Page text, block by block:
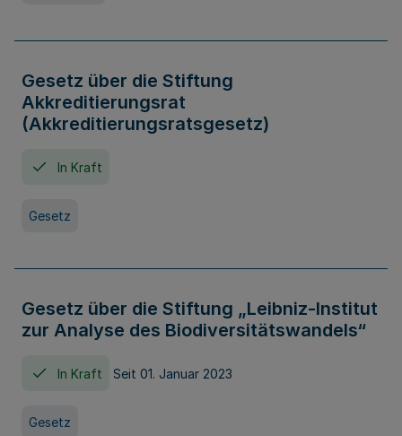
Gesetz über die Stiftung
Akkreditierungsrat
(Akkreditierungsratsgesetz)
In Kraft
Gesetz
Gesetz über die Stiftung „Leibniz-Institut
zur Analyse des Biodiversitätswandels“
In Kraft Seit 01. Januar 2023
Gesetz